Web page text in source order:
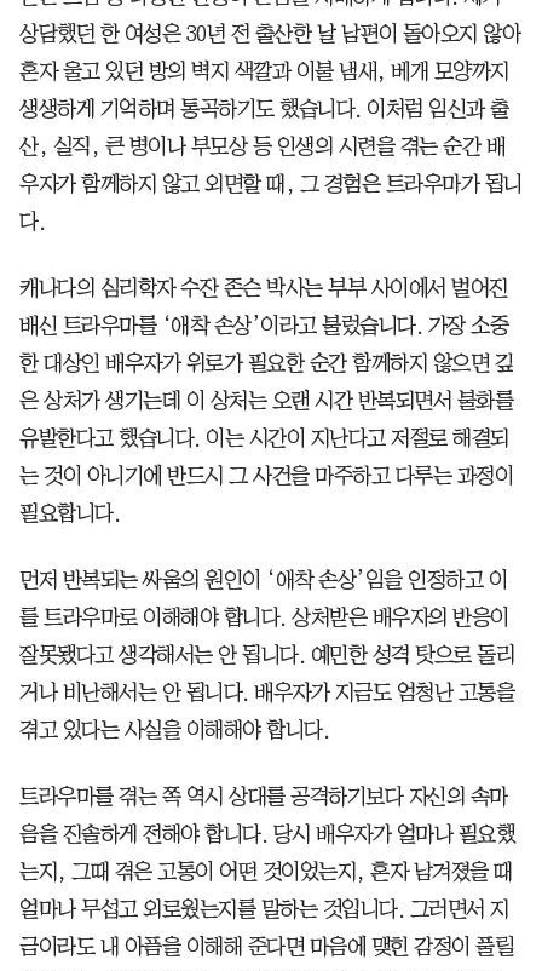
상담했던 한 여성은 30년 전 출산한 날 남편이 돌아오지 않아
혼자 울고 있던 방의 벽지 색깔과 이불 냄새, 베개 모양까지
생생하게 기억하며 통곡하기도 했습니다. 이처럼 임신과 출
산, 실직, 큰 병이나 부모상 등 인생의 시련을 겪는 순간 배
우자가 함께하지 않고 외면할 때, 그 경험은 트라우마가 됩니
다.
캐나다의 심리학자 수잔 존슨 박사는 부부 사이에서 벌어진
배신 트라우마를 ‘애착 손상’이라고 불렀습니다. 가장 소중
한 대상인 배우자가 위로가 필요한 순간 함께하지 않으면 깊
은 상처가 생기는데 이 상처는 오랜 시간 반복되면서 불화를
유발한다고 했습니다. 이는 시간이 지난다고 저절로 해결되
는 것이 아니기에 반드시 그 사건을 마주하고 다루는 과정이
필요합니다.
먼저 반복되는 싸움의 원인이 ‘애착 손상’임을 인정하고 이
를 트라우마로 이해해야 합니다. 상처받은 배우자의 반응이
잘못됐다고 생각해서는 안 됩니다. 예민한 성격 탓으로 돌리
거나 비난해서는 안 됩니다. 배우자가 지금도 엄청난 고통을
겪고 있다는 사실을 이해해야 합니다.
트라우마를 겪는 쪽 역시 상대를 공격하기보다 자신의 속마
음을 진솔하게 전해야 합니다. 당시 배우자가 얼마나 필요했
는지, 그때 겪은 고통이 어떤 것이었는지, 혼자 남겨졌을 때
얼마나 무섭고 외로웠는지를 말하는 것입니다. 그러면서 지
금이라도 내 아픔을 이해해 준다면 마음에 맺힌 감정이 풀릴